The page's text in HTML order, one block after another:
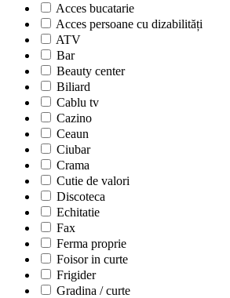
Acces bucatarie
Acces persoane cu dizabilități
ATV
Bar
Beauty center
Biliard
Cablu tv
Cazino
Ceaun
Ciubar
Crama
Cutie de valori
Discoteca
Echitatie
Fax
Ferma proprie
Foisor in curte
Frigider
Gradina / curte